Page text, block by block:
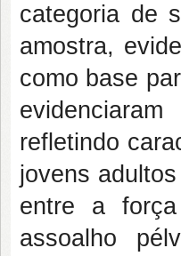
categoria de
amostra,
como base
refletindo
jovens
entre a
assoalho